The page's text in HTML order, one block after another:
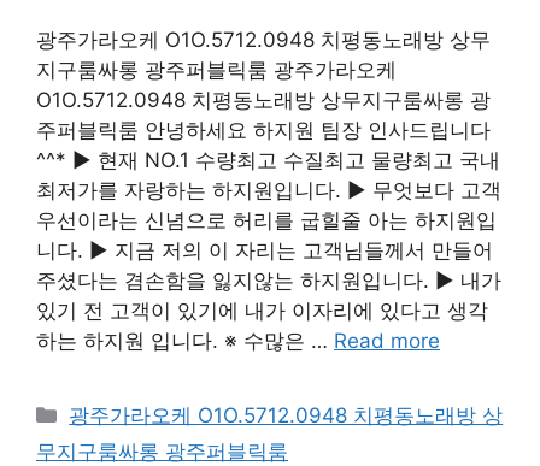
광주가라오케 O1O.5712.0948 치평동노래방 상무
지구룸싸롱 광주퍼블릭룸 광주가라오케
O1O.5712.0948 치평동노래방 상무지구룸싸롱 광
주퍼블릭룸 안녕하세요 하지원 팀장 인사드립니다
^^* ▶ 현재 NO.1 수량최고 수질최고 물량최고 국내
최저가를 자랑하는 하지원입니다. ▶ 무엇보다 고객
우선이라는 신념으로 허리를 굽힐줄 아는 하지원입
니다. ▶ 지금 저의 이 자리는 고객님들께서 만들어
주셨다는 겸손함을 잃지않는 하지원입니다. ▶ 내가
있기 전 고객이 있기에 내가 이자리에 있다고 생각
하는 하지원 입니다. ※ 수많은 … Read more
카
테
광주가라오케 O1O.5712.0948 치평동노래방 상
무지구룸싸롱 광주퍼블릭룸